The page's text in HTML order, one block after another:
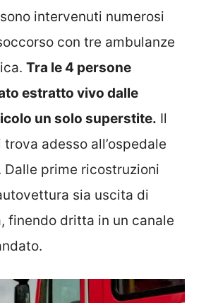
intervenuti numerosi
con tre ambulanze
Tra le 4 persone
estratto vivo dalle
un solo superstite. Il
adesso all’ospedale
Dalle prime ricostruzioni
sia uscita di
finendo dritta in un canale